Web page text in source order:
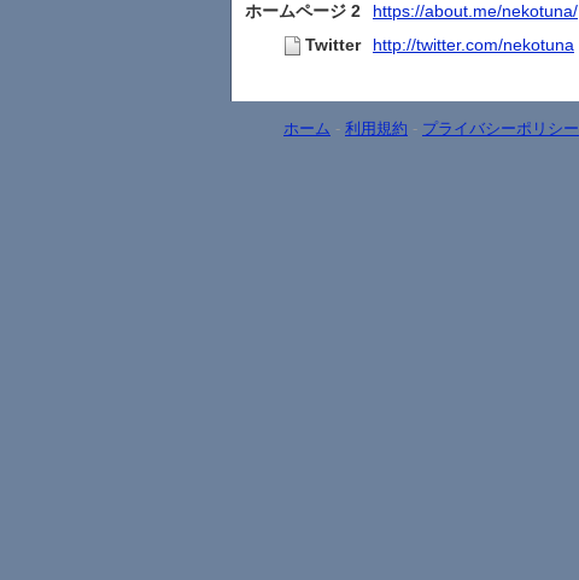
ホームページ 2
https://about.me/nekotuna/
Twitter
http://twitter.com/nekotuna
ホーム - 利用規約 - プライバシーポリシー